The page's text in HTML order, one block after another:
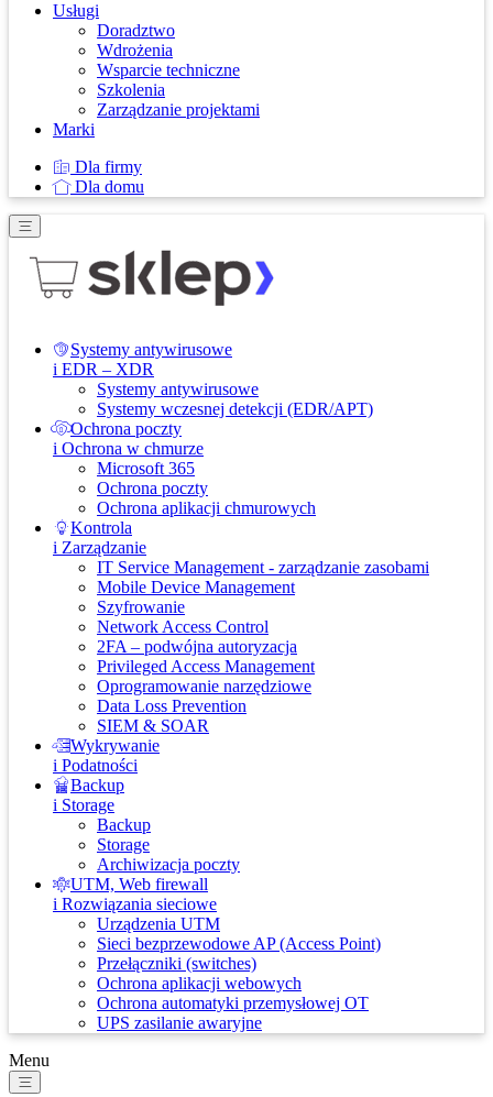
Usługi
Doradztwo
Wdrożenia
Wsparcie techniczne
Szkolenia
Zarządzanie projektami
Marki
Dla firmy
Dla domu
Systemy antywirusowe
i EDR – XDR
Systemy antywirusowe
Systemy wczesnej detekcji (EDR/APT)
Ochrona poczty
i Ochrona w chmurze
Microsoft 365
Ochrona poczty
Ochrona aplikacji chmurowych
Kontrola
i Zarządzanie
IT Service Management - zarządzanie zasobami
Mobile Device Management
Szyfrowanie
Network Access Control
2FA – podwójna autoryzacja
Privileged Access Management
Oprogramowanie narzędziowe
Data Loss Prevention
SIEM & SOAR
Wykrywanie
i Podatności
Backup
i Storage
Backup
Storage
Archiwizacja poczty
UTM, Web firewall
i Rozwiązania sieciowe
Urządzenia UTM
Sieci bezprzewodowe AP (Access Point)
Przełączniki (switches)
Ochrona aplikacji webowych
Ochrona automatyki przemysłowej OT
UPS zasilanie awaryjne
Menu